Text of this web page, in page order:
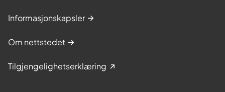
Informasjonskapsler
Om nettstedet
Tilgjengelighetserklæring